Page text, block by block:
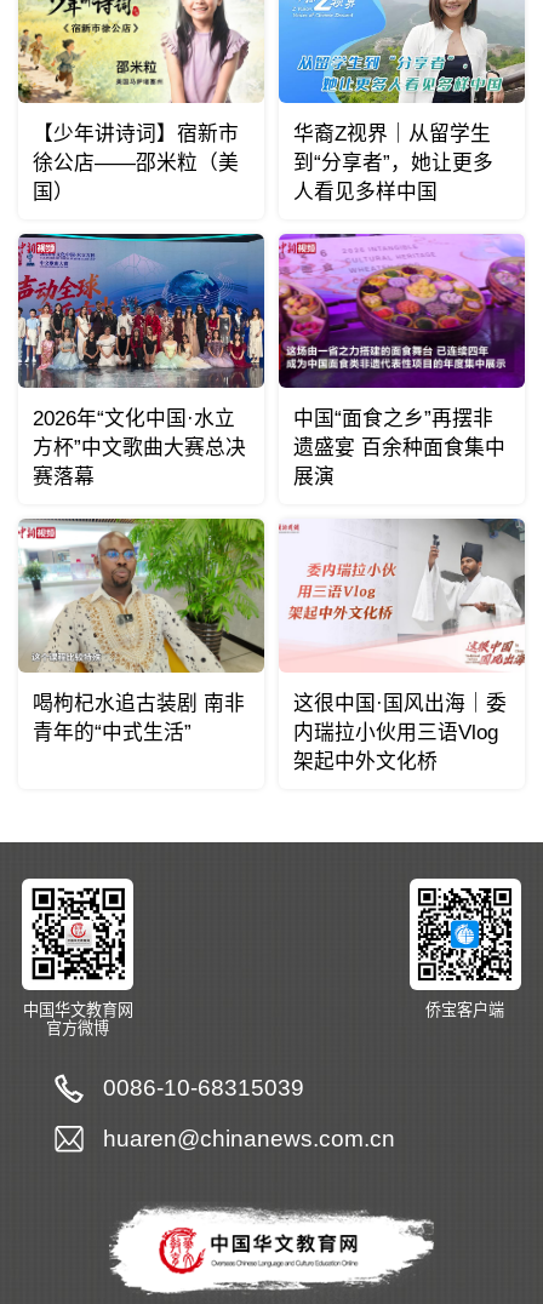
【少年讲诗词】宿新市
徐公店——邵米粒（美
国）
华裔Z视界｜从留学生
到“分享者”，她让更多
人看见多样中国
2026年“文化中国·水立
方杯”中文歌曲大赛总决
赛落幕
中国“面食之乡”再摆非
遗盛宴 百余种面食集中
展演
喝枸杞水追古装剧 南非
青年的“中式生活”
这很中国·国风出海｜委
内瑞拉小伙用三语Vlog
架起中外文化桥
中国华文教育网
官方微博
侨宝客户端
0086-10-68315039
huaren@chinanews.com.cn